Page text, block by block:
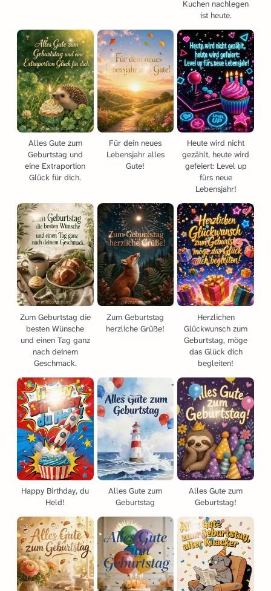
Kuchen nachlegen
ist heute.
Alles Gute zum
Geburtstag und
eine Extraportion
Glück für dich.
Für dein neues
Lebensjahr alles
Gute!
Heute wird nicht
gezählt, heute wird
gefeiert: Level up
fürs neue
Lebensjahr!
Zum Geburtstag die
besten Wünsche
und einen Tag ganz
nach deinem
Geschmack.
Zum Geburtstag
herzliche Grüße!
Herzlichen
Glückwunsch zum
Geburtstag, möge
das Glück dich
begleiten!
Happy Birthday, du
Held!
Alles Gute zum
Geburtstag
Alles Gute zum
Geburtstag!